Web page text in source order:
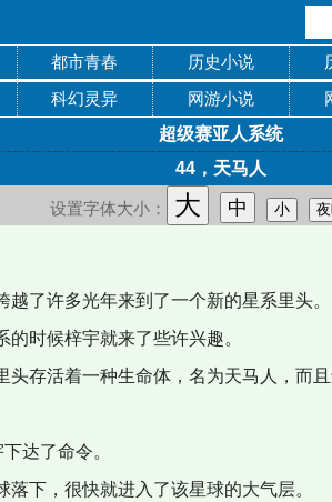
都市青春 历史小说
科幻灵异 网游小说
超级赛亚人系统
44，天马人
设置字体大小： 大 中 小
了许多光年来到了一个新的星系里头。
时候梓宇就来了些许兴趣。
存活着一种生命体，名为天马人，而
达了命令。
下，很快就进入了该星球的大气层。